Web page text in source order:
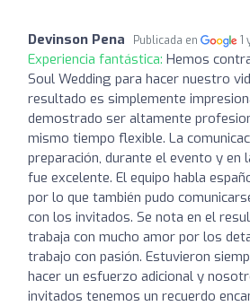
Devinson Pena Publicada en 1
Experiencia fantástica: Hemos
Soul Wedding para hacer nuestro
resultado es simplemente
demostrado ser altamente
mismo tiempo flexible. La
preparación, durante el evento y en
fue excelente. El equipo habla
por lo que también pudo
con los invitados. Se nota en el
trabaja con mucho amor por los
trabajo con pasión. Estuvieron
hacer un esfuerzo adicional y
invitados tenemos un recuerdo